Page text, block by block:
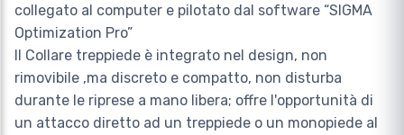
collegato al computer e pilotato dal software “SIGMA
Optimization Pro”
Il Collare treppiede è integrato nel design, non
rimovibile ,ma discreto e compatto, non disturba
durante le riprese a mano libera; offre l'opportunità di
un attacco diretto ad un treppiede o un monopiede al